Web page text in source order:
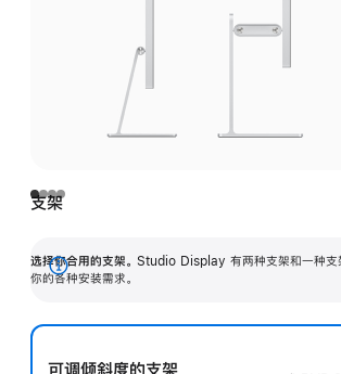
支架
选择你合用的支架。 Studio Display 有两种支架和一种支
你的各种安装需求。
展
可调倾斜度的支架